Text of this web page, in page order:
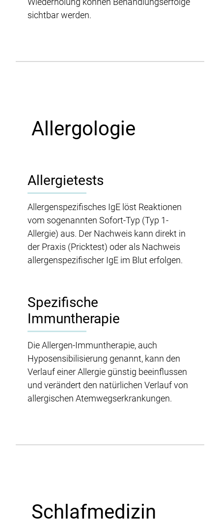
sichtbar werden.
Allergologie
Allergietests
Allergenspezifisches IgE löst Reaktionen
vom sogenannten Sofort-Typ (Typ 1-
Allergie) aus. Der Nachweis kann direkt in
der Praxis (Pricktest) oder als Nachweis
allergenspezifischer IgE im Blut erfolgen.
Spezifische
Immuntherapie
Die Allergen-Immuntherapie, auch
Hyposensibilisierung genannt, kann den
Verlauf einer Allergie günstig beeinflussen
und verändert den natürlichen Verlauf von
allergischen Atemwegserkrankungen.
Schlafmedizin